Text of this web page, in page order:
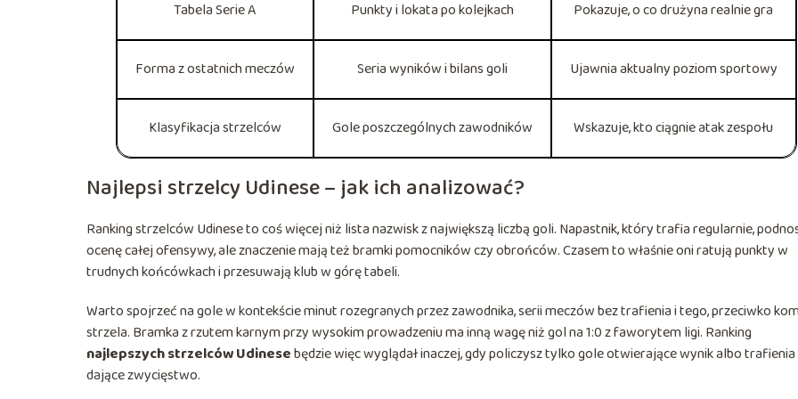
Tabela Serie A Punkty i lokata po kolejkach Pokazuje, o co drużyna realnie gra
Forma z ostatnich meczów Seria wyników i bilans goli Ujawnia aktualny poziom sportowy
Klasyfikacja strzelców Gole poszczególnych zawodników Wskazuje, kto ciągnie atak zespołu
Najlepsi strzelcy Udinese – jak ich analizować?
Ranking strzelców Udinese to coś więcej niż lista nazwisk z największą liczbą goli. Napastnik, który trafia regularnie,
ocenę całej ofensywy, ale znaczenie mają też bramki pomocników czy obrońców. Czasem to właśnie oni ratują punkty w
trudnych końcówkach i przesuwają klub w górę tabeli.
Warto spojrzeć na gole w kontekście minut rozegranych przez zawodnika, serii meczów bez trafienia i tego, przeciwko
strzela. Bramka z rzutem karnym przy wysokim prowadzeniu ma inną wagę niż gol na 1:0 z faworytem ligi. Ranking
najlepszych strzelców Udinesebędzie więc wyglądał inaczej, gdy policzysz tylko gole otwierające wynik albo trafienia
dające zwycięstwo.